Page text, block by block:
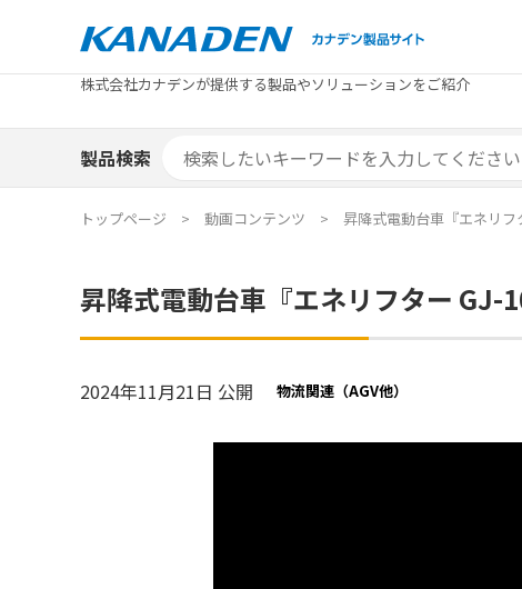
カテゴリから探す メーカー
エリア別おすすめ製品 特集
カタログ・技術資料 ソリュー
補助金検索システム 補助金対
トピックス お役立ち
製品検索
株式会社カナデンが提供する製品やソリューションをご紹介
カテゴリから探す メーカー
補助金検索システム 補助金対
トピックス お役立ち
製品検索
トップページ 動画コンテンツ 昇降式電動台車『エネリフ
昇降式電動台車『エネリフター GJ-
2024年11月21日 公開 物流関連（AGV他）